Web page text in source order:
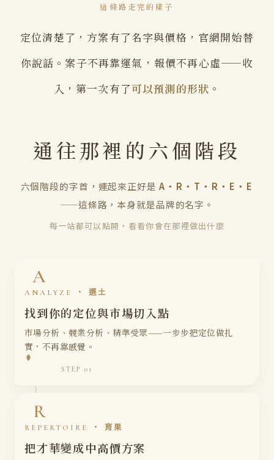
這條路走完的樣子
定位清楚了，方案有了名字與價格，官網開始替
你說話。案子不再靠運氣，報價不再心虛——收
入，第一次有了可以預測的形狀 。
通往那裡的六個階段
六個階段的字首，連起來正好是 A・R・T・R・E・E
——這條路，本身就是品牌的名字。
每一站都可以點開，看看你會在那裡做出什麼
A
ANALYZE ・ 選土
找到你的定位與市場切入點
市場分析、競業分析、精準受眾——一步步把定位做扎
實，不再靠感覺。
STEP 01
R
REPERTOIRE ・ 育果
把才華變成中高價方案